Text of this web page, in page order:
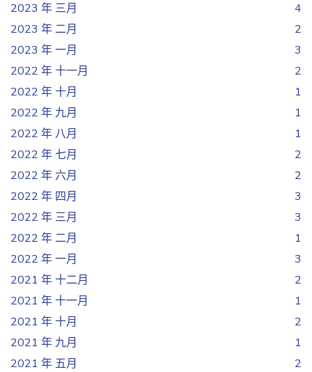
2023 年 三月
4
2023 年 二月
2
2023 年 一月
3
2022 年 十一月
2
2022 年 十月
1
2022 年 九月
1
2022 年 八月
1
2022 年 七月
2
2022 年 六月
2
2022 年 四月
3
2022 年 三月
3
2022 年 二月
1
2022 年 一月
3
2021 年 十二月
2
2021 年 十一月
1
2021 年 十月
2
2021 年 九月
1
2021 年 五月
2